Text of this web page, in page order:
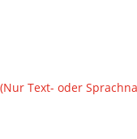
(Nur Text- oder